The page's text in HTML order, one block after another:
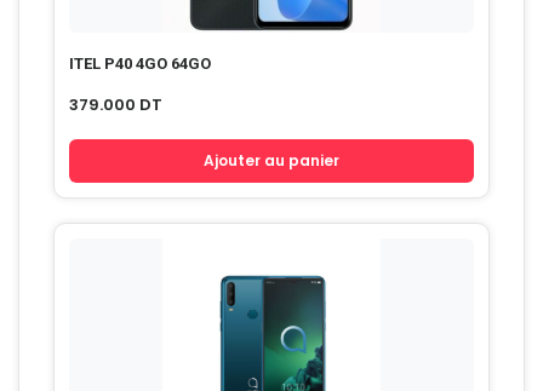
ITEL P40 4GO 64GO
379.000 DT
Ajouter au panier